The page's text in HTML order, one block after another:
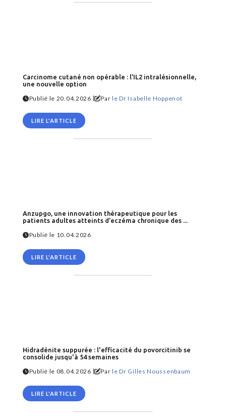
Carcinome cutané non opérable : l’IL2 intralésionnelle,
une nouvelle option
Publié le 20.04.2026 | Parle Dr Isabelle Hoppenot
LIRE L'ARTICLE
Anzupgo, une innovation thérapeutique pour les
patients adultes atteints d’eczéma chronique des ...
Publié le 10.04.2026
LIRE L'ARTICLE
Hidradénite suppurée : l'efficacité du povorcitinib se
consolide jusqu'à 54 semaines
Publié le 08.04.2026 | Parle Dr Gilles Noussenbaum
LIRE L'ARTICLE